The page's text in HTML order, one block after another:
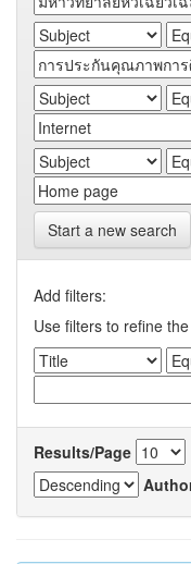
Start a new search
Add filters:
Use filters to refine
Results/Page